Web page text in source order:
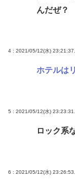
んだぜ？
4 : 2021/05/12(水)
ホテルは
5 : 2021/05/12(水)
ロック系
6 : 2021/05/12(水)